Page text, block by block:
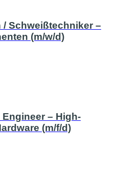
Schweißtechniker –
(m/w/d)
– High-
(m/f/d)